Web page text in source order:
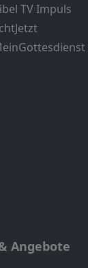
TV Impuls
Angebote